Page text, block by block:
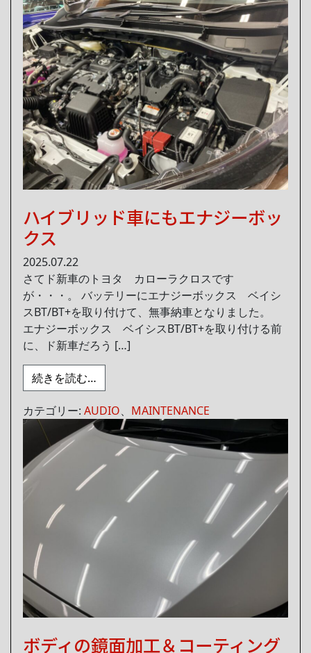
ハイブリッド車にもエナジーボッ
クス
2025.07.22
さてド新車のトヨタ カローラクロスです
が・・・。 バッテリーにエナジーボックス ベイシ
スBT/BT+を取り付けて、無事納車となりました。
エナジーボックス ベイシスBT/BT+を取り付ける前
に、ド新車だろう […]
続きを読む…
カテゴリー: AUDIO、 MAINTENANCE
ボディの鏡面加工＆コーティング